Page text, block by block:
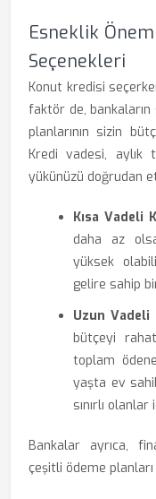
Esneklik
Seçenekleri
Konut kredisi
faktör de,
planlarının sizin
Kredi vadesi, aylık
yükünüzü doğrudan
Kısa Vadeli
daha az
yüksek
gelire sahip
Uzun Vadeli
bütçeyi
toplam
yaşta ev
sınırlı
Bankalar ayrıca,
çeşitli ödeme